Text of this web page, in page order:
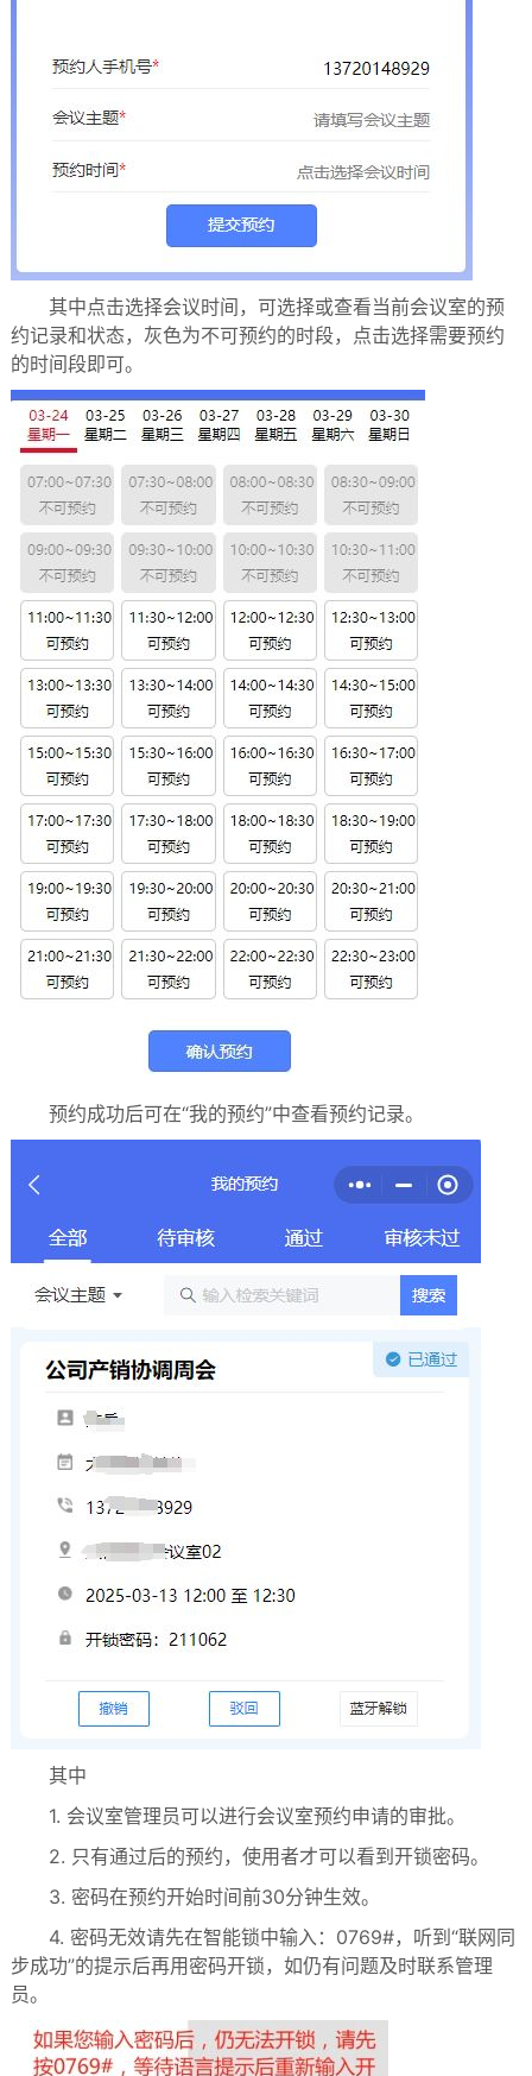
其中点击选择会议时间，可选择或查看当前会议室的预
约记录和状态，灰色为不可预约的时段，点击选择需要预约
的时间段即可。
预约成功后可在“我的预约”中查看预约记录。
其中
1. 会议室管理员可以进行会议室预约申请的审批。
2. 只有通过后的预约，使用者才可以看到开锁密码。
3. 密码在预约开始时间前30分钟生效。
4. 密码无效请先在智能锁中输入：0769#，听到“联网同
步成功”的提示后再用密码开锁，如仍有问题及时联系管理
员。